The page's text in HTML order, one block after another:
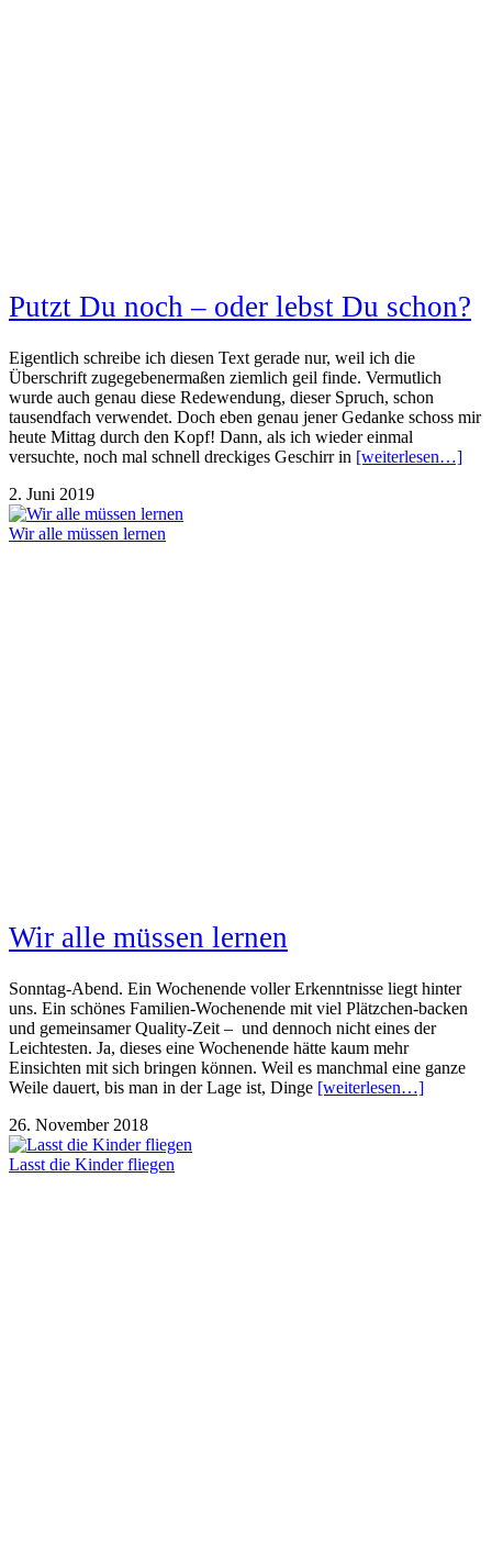
Putzt Du noch – oder lebst Du schon?
Eigentlich schreibe ich diesen Text gerade nur, weil ich die
Überschrift zugegebenermaßen ziemlich geil finde. Vermutlich
wurde auch genau diese Redewendung, dieser Spruch, schon
tausendfach verwendet. Doch eben genau jener Gedanke schoss mir
heute Mittag durch den Kopf! Dann, als ich wieder einmal
versuchte, noch mal schnell dreckiges Geschirr in [weiterlesen…]
2. Juni 2019
Wir alle müssen lernen
Wir alle müssen lernen
Sonntag-Abend. Ein Wochenende voller Erkenntnisse liegt hinter
uns. Ein schönes Familien-Wochenende mit viel Plätzchen-backen
und gemeinsamer Quality-Zeit – und dennoch nicht eines der
Leichtesten. Ja, dieses eine Wochenende hätte kaum mehr
Einsichten mit sich bringen können. Weil es manchmal eine ganze
Weile dauert, bis man in der Lage ist, Dinge [weiterlesen…]
26. November 2018
Lasst die Kinder fliegen